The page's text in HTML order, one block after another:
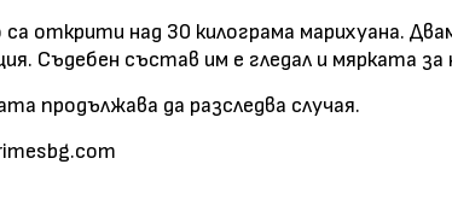
открити над 30 килограма марихуана.
Съдебен състав им е гледал и мярката за
продължава да разследва случая.